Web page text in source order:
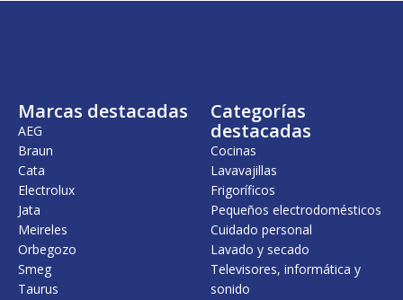
Marcas destacadas
AEG
Braun
Cata
Electrolux
Jata
Meireles
Orbegozo
Smeg
Taurus
Categorías
destacadas
Cocinas
Lavavajillas
Frigoríficos
Pequeños electrodomésticos
Cuidado personal
Lavado y secado
Televisores, informática y
sonido